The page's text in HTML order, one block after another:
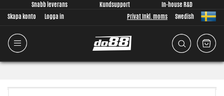
Snabb leverans Kundsupport
In-house R&D
Skapa konto
Logga in Privat Inkl. moms Swedish